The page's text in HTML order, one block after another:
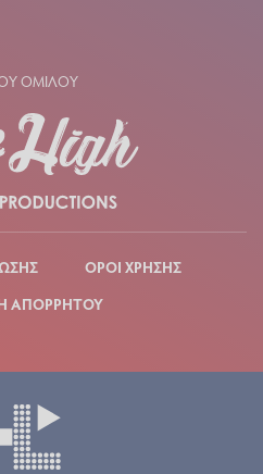
ΟΜΙΛΟΥ
ΟΡΟΙ ΧΡΗΣΗΣ
ΑΠΟΡΡΗΤΟΥ